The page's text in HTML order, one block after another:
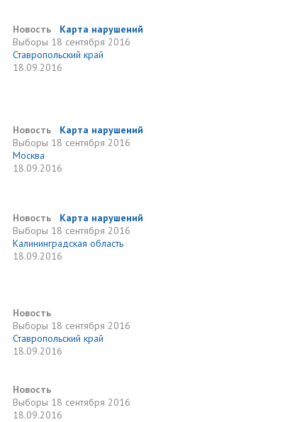
Новость
Карта нарушений
Выборы 18 сентября 2016
Ставропольский край
18.09.2016
Новость
Карта нарушений
Выборы 18 сентября 2016
Москва
18.09.2016
Новость
Карта нарушений
Выборы 18 сентября 2016
Калининградская область
18.09.2016
Новость
Выборы 18 сентября 2016
Ставропольский край
18.09.2016
Новость
Выборы 18 сентября 2016
18.09.2016